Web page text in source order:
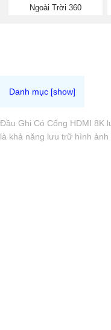
Ngoài Trời 360
Đầu Ghi Có Cổng HDMI 8K
là khả năng lưu trữ hình